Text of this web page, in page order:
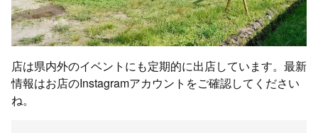
店は県内外のイベントにも定期的に出店しています。最新
情報はお店のInstagramアカウントをご確認してください
ね。